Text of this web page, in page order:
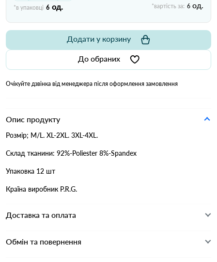
*в упаковці 6 од. *вартість за: 6 од.
До обраних
Додати у корзину
Очікуйте дзвінка від менеджера після оформлення замовлення
Опис продукту
Розмір; M/L. XL-2XL. 3XL-4XL.
Склад тканини: 92%-Poliester 8%-Spandex
Упаковка 12 шт
Країна виробник P.R.G.
Доставка та оплата
Обмін та повернення